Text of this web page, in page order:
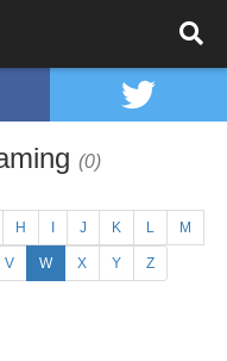
(0)
H J K L M
V W X Y Z